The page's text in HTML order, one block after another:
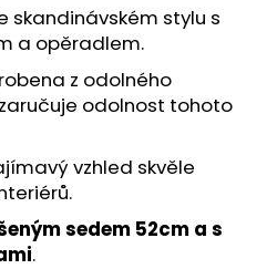
skandinávském stylu s
a opěradlem.
z odolného
odolnost tohoto
vzhled skvěle
sedem 52cm a s
.